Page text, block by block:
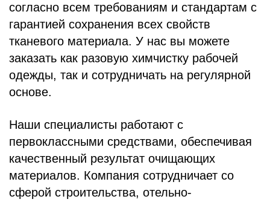
согласно всем требованиям и стандартам с
гарантией сохранения всех свойств
тканевого материала. У нас вы можете
заказать как разовую химчистку рабочей
одежды, так и сотрудничать на регулярной
основе.
Наши специалисты работают с
первоклассными средствами, обеспечивая
качественный результат очищающих
материалов. Компания сотрудничает со
сферой строительства, отельно-